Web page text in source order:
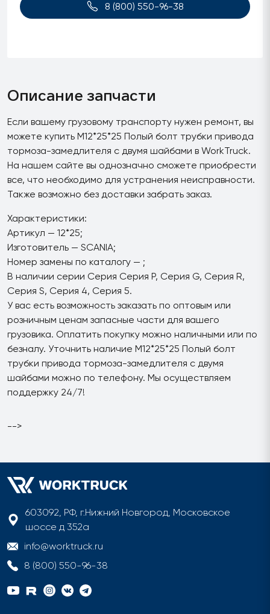
8 (800) 550-96-38
Описание запчасти
Если вашему грузовому транспорту нужен ремонт, вы
можете купить M12*25*25 Полый болт трубки привода
тормоза-замедлителя с двумя шайбами в WorkTruck.
На нашем сайте вы однозначно сможете приобрести
все, что необходимо для устранения неисправности.
Также возможно без доставки забрать заказ.
Характеристики:
Артикул — 12*25;
Изготовитель — SCANIA;
Номер замены по каталогу — ;
В наличии серии Серия Серия P, Серия G, Серия R,
Серия S, Серия 4, Серия 5.
У вас есть возможность заказать по оптовым или
розничным ценам запасные части для вашего
грузовика. Оплатить покупку можно наличными или по
безналу. Уточнить наличие M12*25*25 Полый болт
трубки привода тормоза-замедлителя с двумя
шайбами можно по телефону. Мы осуществляем
поддержку 24/7!
-->
603092, РФ, г.Нижний Новгород, Московское
шоссе д 352а
info@worktruck.ru
8 (800) 550-96-38